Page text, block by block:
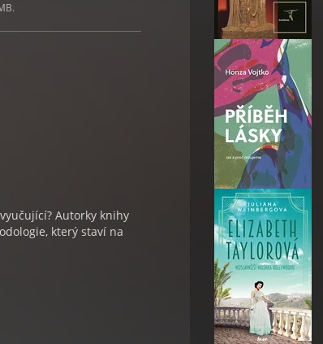
Autorky knihy
který staví na